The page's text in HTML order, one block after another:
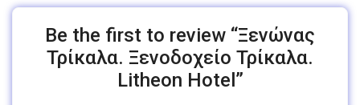
Be the first to review “Ξενώνας
Τρίκαλα. Ξενοδοχείο Τρίκαλα.
Litheon Hotel”